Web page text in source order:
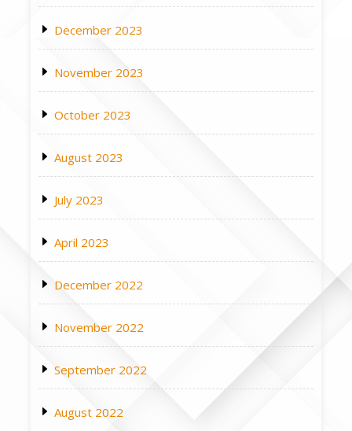
December 2023
November 2023
October 2023
August 2023
July 2023
April 2023
December 2022
November 2022
September 2022
August 2022